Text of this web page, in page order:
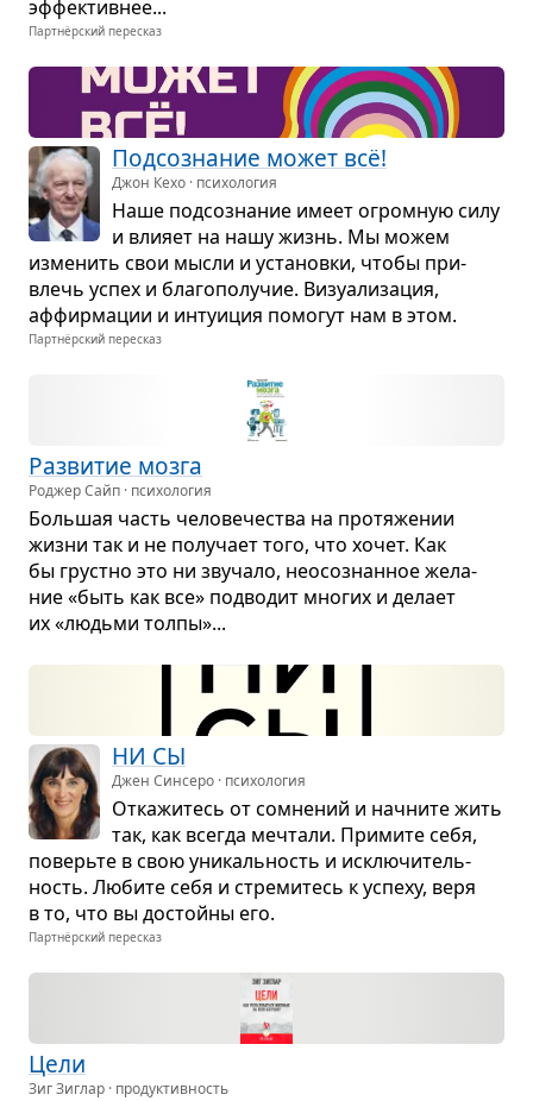
эффек­тив­нее...
Партнёрский пересказ
Под­со­зна­ние может всё!
Джон Кехо · психология
Наше под­со­зна­ние имеет огром­ную силу
и вли­яет на нашу жизнь. Мы можем
изме­нить свои мысли и уста­новки, чтобы при­
влечь успех и бла­го­по­лу­чие. Визу­а­ли­за­ция,
аффир­ма­ции и инту­и­ция помо­гут нам в этом.
Партнёрский пересказ
Раз­ви­тие мозга
Роджер Сайп · психология
Боль­шая часть чело­ве­че­ства на про­тя­же­нии
жизни так и не полу­чает того, что хочет. Как
бы грустно это ни зву­чало, неосо­знан­ное жела­
ние «быть как все» под­во­дит мно­гих и делает
их «людьми толпы»...
НИ СЫ
Джен Синсеро · психология
Отка­жи­тесь от сомне­ний и начните жить
так, как все­гда меч­тали. При­мите себя,
поверьте в свою уни­каль­ность и исклю­чи­тель­
ность. Любите себя и стре­ми­тесь к успеху, веря
в то, что вы достойны его.
Партнёрский пересказ
Цели
Зиг Зиглар · продуктивность